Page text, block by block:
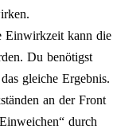
Einwirkzeit kann die
Du benötigst
gleiche Ergebnis.
an der Front
durch